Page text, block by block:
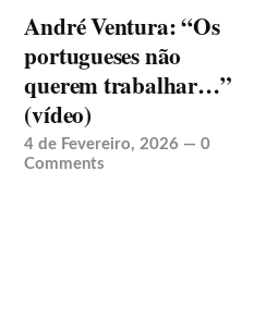
André Ventura: “Os
portugueses não
querem trabalhar…”
(vídeo)
4 de Fevereiro, 2026 —0
Comments